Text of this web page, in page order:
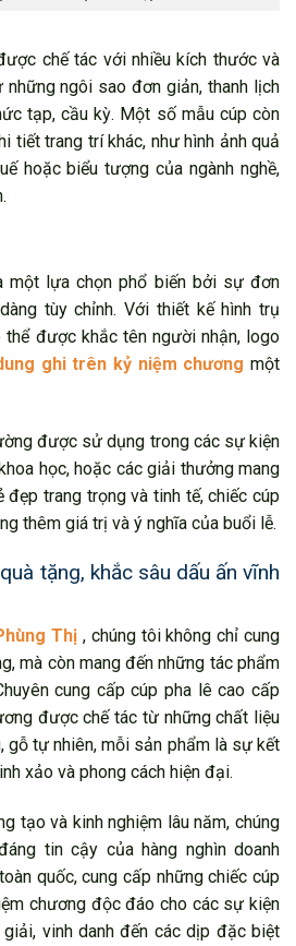
chế tác với nhiều kích thước và
những ngôi sao đơn giản, thanh lịch
tạp, cầu kỳ. Một số mẫu cúp còn
tiết trang trí khác, như hình ảnh quả
hoặc biểu tượng của ngành nghề,
một lựa chọn phổ biến bởi sự đơn
tùy chỉnh. Với thiết kế hình trụ
thể được khắc tên người nhận, logo
ghi trên kỷ niệm chương một
được sử dụng trong các sự kiện
học, hoặc các giải thưởng mang
đẹp trang trọng và tinh tế, chiếc cúp
thêm giá trị và ý nghĩa của buổi lễ.
tặng, khắc sâu dấu ấn vĩnh
Thị , chúng tôi không chỉ cung
mà còn mang đến những tác phẩm
cung cấp cúp pha lê cao cấp
được chế tác từ những chất liệu
gỗ tự nhiên, mỗi sản phẩm là sự kết
xảo và phong cách hiện đại.
tạo và kinh nghiệm lâu năm, chúng
tin cậy của hàng nghìn doanh
quốc, cung cấp những chiếc cúp
chương độc đáo cho các sự kiện
vinh danh đến các dịp đặc biệt